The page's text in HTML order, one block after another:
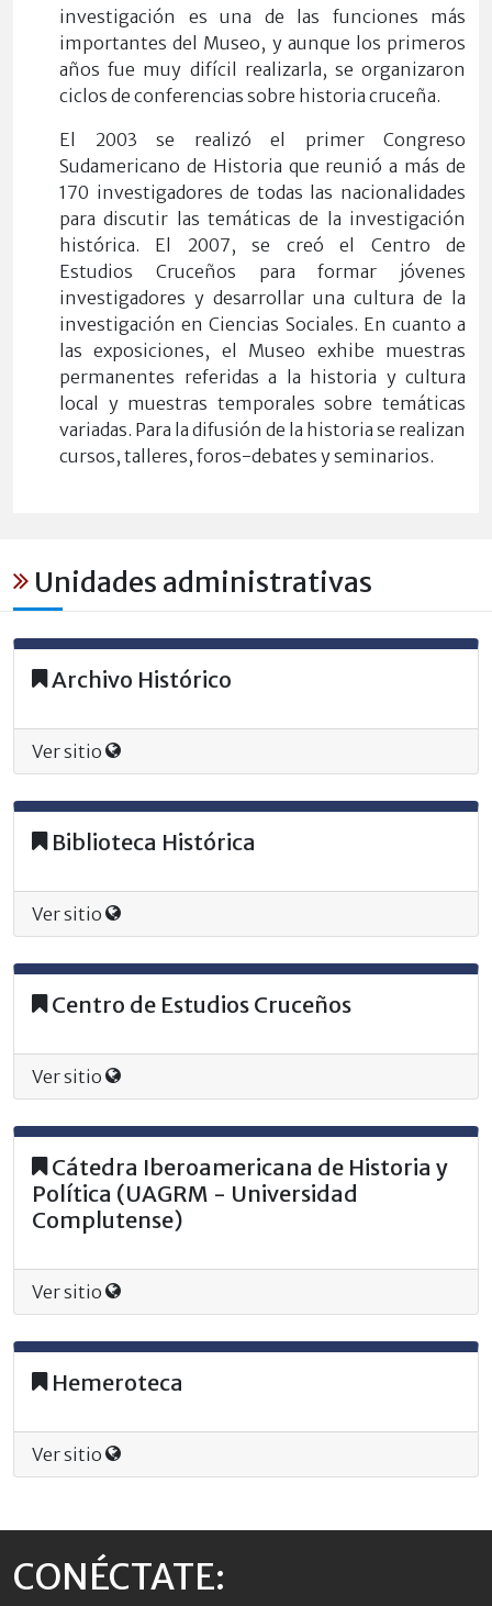
investigación es una de las funciones más
importantes del Museo, y aunque los primeros
años fue muy difícil realizarla, se organizaron
ciclos de conferencias sobre historia cruceña.
El 2003 se realizó el primer Congreso
Sudamericano de Historia que reunió a más de
170 investigadores de todas las nacionalidades
para discutir las temáticas de la investigación
histórica. El 2007, se creó el Centro de
Estudios Cruceños para formar jóvenes
investigadores y desarrollar una cultura de la
investigación en Ciencias Sociales. En cuanto a
las exposiciones, el Museo exhibe muestras
permanentes referidas a la historia y cultura
local y muestras temporales sobre temáticas
variadas. Para la difusión de la historia se realizan
cursos, talleres, foros-debates y seminarios.
Unidades administrativas
Archivo Histórico
Ver sitio
Biblioteca Histórica
Ver sitio
Centro de Estudios Cruceños
Ver sitio
Cátedra Iberoamericana de Historia y
Política (UAGRM - Universidad
Complutense)
Ver sitio
Hemeroteca
Ver sitio
CONÉCTATE: